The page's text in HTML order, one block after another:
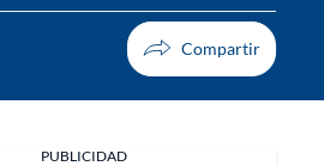
PUBLICIDAD